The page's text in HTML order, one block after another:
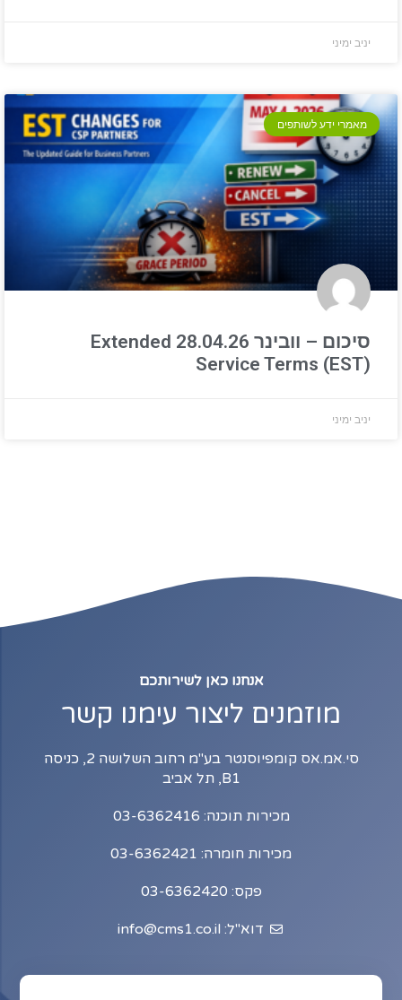
יניב ימיני
מאמרי ידע לשותפים
סיכום – וובינר 28.04.26 Extended
Service Terms (EST)
יניב ימיני
אנחנו כאן לשירותכם
מוזמנים ליצור עימנו קשר
סי.אמ.אס קומפיוסנטר בע"מ רחוב השלושה 2, כניסה
B1, תל אביב
מכירות תוכנה: 03-6362416
מכירות חומרה: 03-6362421
פקס: 03-6362420
דוא"ל: info@cms1.co.il